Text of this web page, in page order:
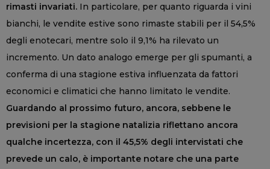
rimasti invariati. In particolare, per quanto riguarda i vini
bianchi, le vendite estive sono rimaste stabili per il 54,5%
degli enotecari, mentre solo il 9,1% ha rilevato un
incremento. Un dato analogo emerge per gli spumanti, a
conferma di una stagione estiva influenzata da fattori
economici e climatici che hanno limitato le vendite.
Guardando al prossimo futuro, ancora, sebbene le
previsioni per la stagione natalizia riflettano ancora
qualche incertezza, con il 45,5% degli intervistati che
prevede un calo, è importante notare che una parte